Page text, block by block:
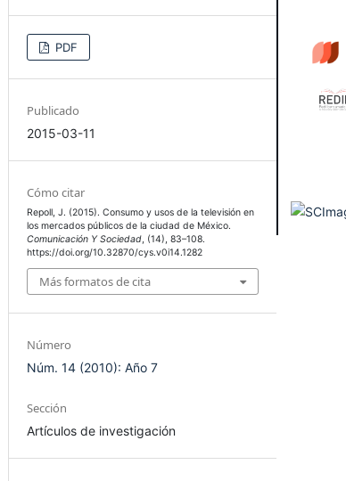
PDF
Publicado
2015-03-11
Cómo citar
Repoll, J. (2015). Consumo y usos de la televisión en
los mercados públicos de la ciudad de México.
Comunicación Y Sociedad, (14), 83–108.
https://doi.org/10.32870/cys.v0i14.1282
Más formatos de cita
Número
Núm. 14 (2010): Año 7
Sección
Artículos de investigación